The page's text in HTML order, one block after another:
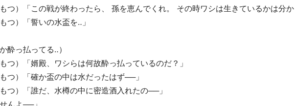
つ）「この戦が終わったら、 孫を恵んでくれ。 その時ワシは生きているかは分
つ）「誓いの水盃を‥」
酔っ払ってる‥）
つ）「婿殿、ワシらは何故酔っ払っているのだ？」
つ）「確か盃の中は水だったはず──」
つ）「誰だ、水樽の中に密造酒入れたの──」
んよ──」